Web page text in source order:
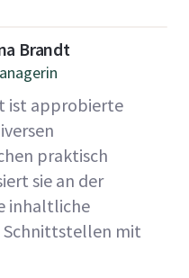
Brandt
ist approbierte
praktisch
sie an der
inhaltliche
Schnittstellen mit